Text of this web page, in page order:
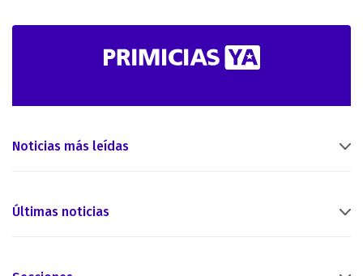
Noticias más leídas
Últimas noticias